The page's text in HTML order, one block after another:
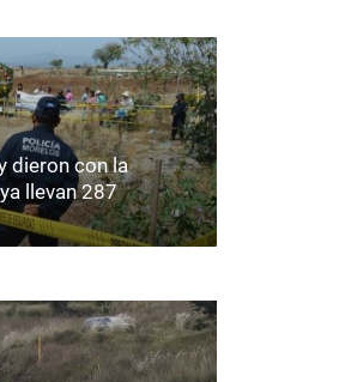
dieron con la
llevan 287